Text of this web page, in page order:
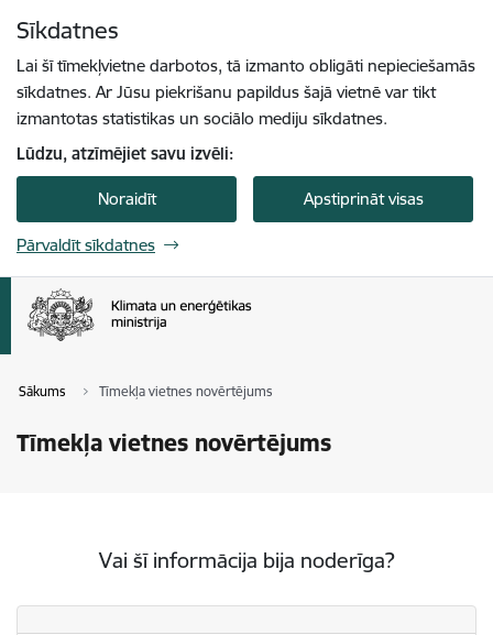
Sīkdatnes
Lai šī tīmekļvietne darbotos, tā izmanto obligāti nepieciešamās
sīkdatnes. Ar Jūsu piekrišanu papildus šajā vietnē var tikt
izmantotas statistikas un sociālo mediju sīkdatnes.
Lūdzu, atzīmējiet savu izvēli:
Noraidīt Apstiprināt visas
Pārvaldīt sīkdatnes
Sākums Tīmekļa vietnes novērtējums
Tīmekļa vietnes novērtējums
Vai šī informācija bija noderīga?